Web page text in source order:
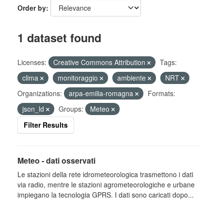
Order by
1 dataset found
Licenses: Creative Commons Attribution
Tags:
clima
monitoraggio ambiente
NRT
Organizations:
arpa-emilia-romagna
Formats:
json_ld
Groups:
Meteo
Filter Results
Meteo - dati osservati
Le stazioni della rete idrometeorologica trasmettono i dati
via radio, mentre le stazioni agrometeorologiche e urbane
impiegano la tecnologia GPRS. I dati sono caricati dopo...